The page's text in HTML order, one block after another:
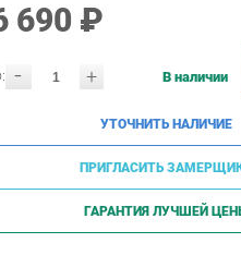
690 ₽
- + В наличии
УТОЧНИТЬ НАЛИЧИЕ
ПРИГЛАСИТЬ
ГАРАНТИЯ ЛУЧШЕЙ